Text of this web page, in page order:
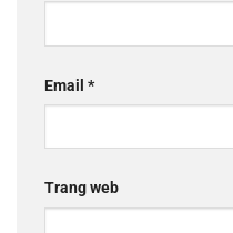
Email *
Trang web